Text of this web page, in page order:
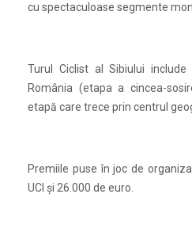
cu spectaculoase segmente
Turul Ciclist al Sibiului
România (etapa a cincea-
etapă care trece prin centrul
Premiile puse în joc de
UCI şi 26.000 de euro.